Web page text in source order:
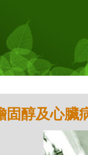
固醇及心臟